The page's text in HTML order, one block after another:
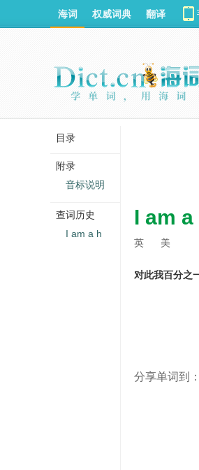
I am
英 美
对此我百分之
分享单词到：
海词 权威词典 翻译
目录
附录
音标说明
查词历史
I am a h